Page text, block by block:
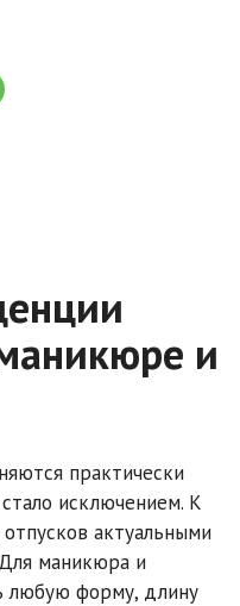
и
практически
исключением. К
актуальными
маникюра и
любую форму, длину